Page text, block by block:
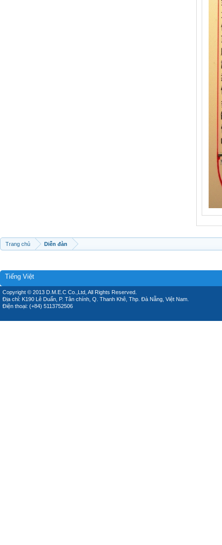
Trang chủ Diễn đàn
Tiếng Việt
Copyright © 2013 D.M.E.C Co.,Ltd, All Rights Reserved.
Địa chỉ: K190 Lê Duẩn, P. Tân chính, Q. Thanh Khê, Thp. Đà Nẵng, Việt Nam.
Điện thoại: (+84) 5113752506